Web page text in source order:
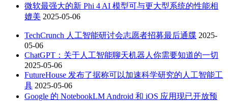
微软最强大的新 Phi 4 AI 模型可与更大型系统的性能相
媲美 2025-05-06
TechCrunch 人工智能研讨会志愿者招募最后通牒 2025-
05-06
ChatGPT：关于人工智能聊天机器人你需要知道的一切
2025-05-06
FutureHouse 发布了据称可以加速科学研究的人工智能工
具 2025-05-06
Google 的 NotebookLM Android 和 iOS 应用现已开放预